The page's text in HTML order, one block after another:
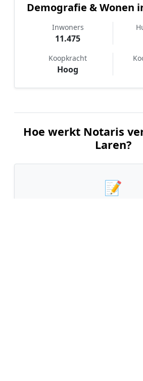
Demografie & Wonen
Inwoners
11.475
Koopkracht
Hoog
Hoe werkt Notaris
Laren?
📝